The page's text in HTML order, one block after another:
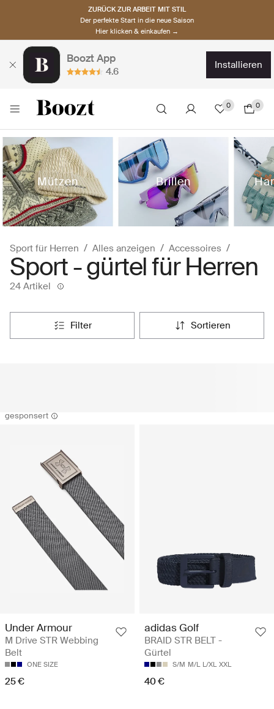
ZURÜCK ZUR ARBEIT MIT STIL
Der perfekte Start in die neue Saison
Hier klicken & einkaufen →
Boozt App
4.6
installieren
0 0
Mützen Brillen
Sport für Herren Alles anzeigen Accessoires
Sport - gürtel für Herren
24 Artikel
filter sortieren
gesponsert
Under Armour
M Drive STR Webbing
Belt
ONE SIZE
25 €
adidas Golf
BRAID STR BELT -
Gürtel
S/M M/L L/XL XXL
40 €